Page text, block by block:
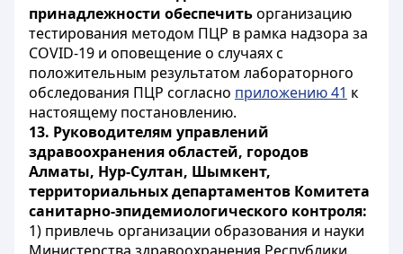
принадлежности обеспечитьорганизацию
тестирования методом ПЦР в рамка надзора за
COVID-19 и оповещение о случаях с
положительным результатом лабораторного
обследования ПЦР согласно приложению 41 к
настоящему постановлению.
13. Руководителям управлений
здравоохранения областей, городов
Алматы, Hyp-Султан, Шымкент,
территориальных департаментов Комитета
санитарно-эпидемиологического контроля:
1) привлечь организации образования и науки